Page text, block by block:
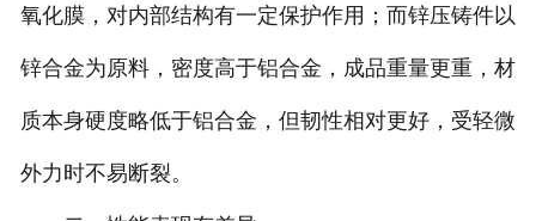
氧化膜，对内部结构有一定保护作用；而锌压铸件以
锌合金为原料，密度高于铝合金，成品重量更重，材
质本身硬度略低于铝合金，但韧性相对更好，受轻微
外力时不易断裂。